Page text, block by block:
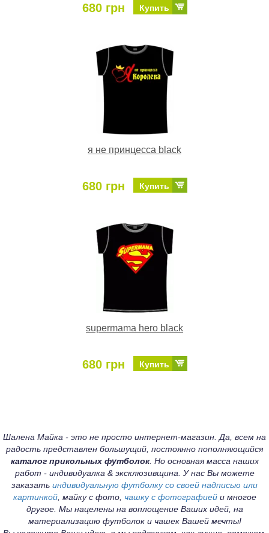
680 грн Купить
я не принцесса black
680 грн Купить
supermama hero black
680 грн Купить
Шалена Майка - это не просто интернет-магазин. Да, всем на
радость представлен большущий, постоянно пополняющийся
каталог прикольных футболок. Но основная масса наших
работ - индивидуалка & эксклюзивщина. У нас Вы можете
заказать индивидуальную футболку со своей надписью или
картинкой, майку с фото, чашку с фотографиейи многое
другое. Мы нацелены на воплощение Ваших идей, на
материализацию футболок и чашек Вашей мечты!